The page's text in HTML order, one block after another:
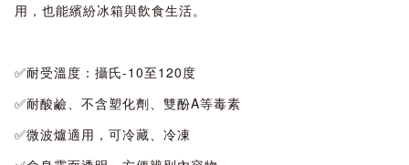
用，也能繽紛冰箱與飲食生活。
✅耐受溫度：攝氏-10至120度
✅耐酸鹼、不含塑化劑、雙酚A等毒素
✅微波爐適用，可冷藏、冷凍